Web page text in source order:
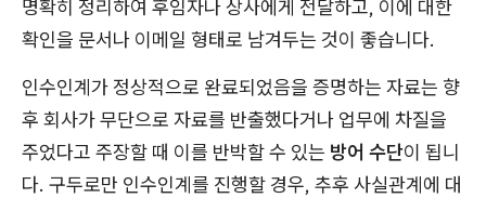
명확히 정리하여 후임자나 상사에게 전달하고, 이에 대한
확인을 문서나 이메일 형태로 남겨두는 것이 좋습니다.
인수인계가 정상적으로 완료되었음을 증명하는 자료는 향
후 회사가 무단으로 자료를 반출했다거나 업무에 차질을
주었다고 주장할 때 이를 반박할 수 있는 방어 수단이 됩니
다. 구두로만 인수인계를 진행할 경우, 추후 사실관계에 대